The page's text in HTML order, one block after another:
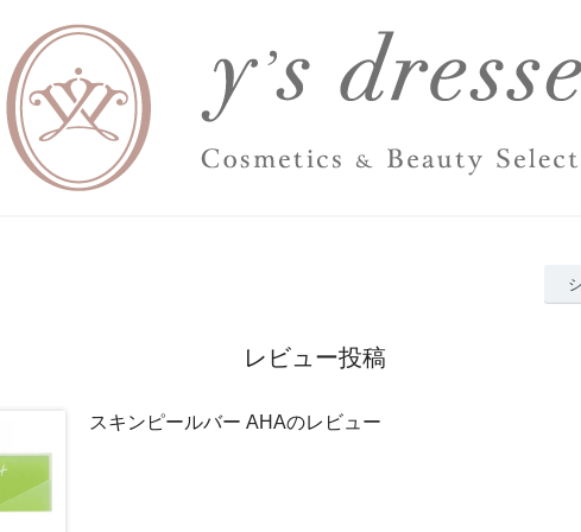
レビュー投稿
スキンピールバー AHAのレビュー